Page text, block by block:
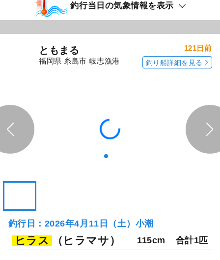
釣行当日の気象情報を表示
ともまる
福岡県 糸島市 岐志漁港
121日前
釣り船詳細を見る
釣行日：2026年4月11日（土）小潮
ヒラス （ヒラマサ） 115cm 合計1匹